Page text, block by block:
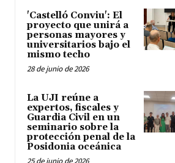
'Castelló Conviu': El
proyecto que unirá a
personas mayores y
universitarios bajo el
mismo techo
28 de junio de 2026
La UJI reúne a
expertos, fiscales y
Guardia Civil en un
seminario sobre la
protección penal de la
Posidonia oceánica